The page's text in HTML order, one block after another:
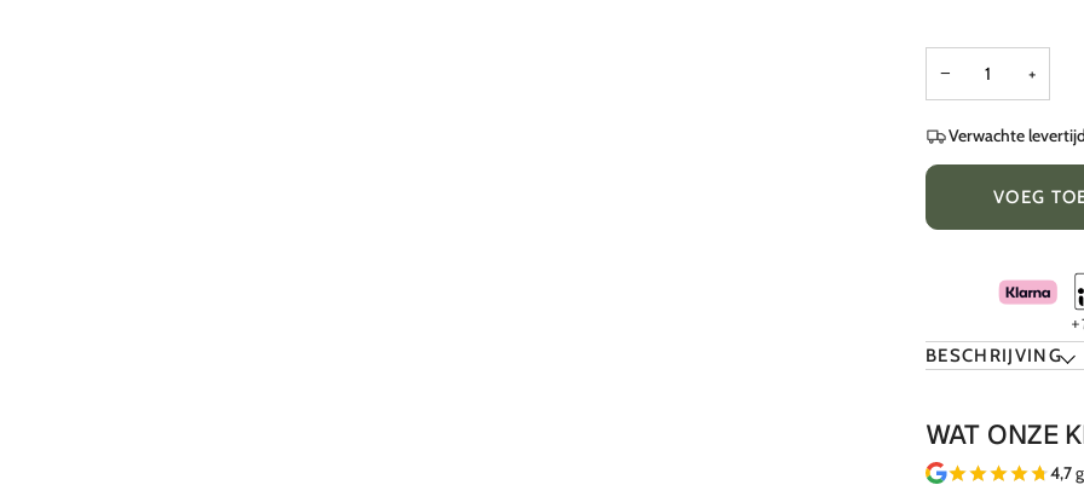
−
+
Verwachte
VOEG
BESCHRIJVING
WAT ONZE
4,7